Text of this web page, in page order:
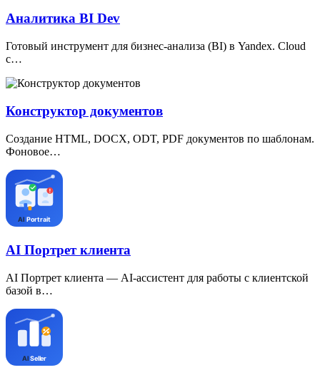
Аналитика BI Dev
Готовый инструмент для бизнес-анализа (BI) в Yandex. Cloud
с…
Конструктор документов
Создание HTML, DOCX, ODT, PDF документов по шаблонам.
Фоновое…
AI Портрет клиента
AI Портрет клиента — AI-ассистент для работы с клиентской
базой в…